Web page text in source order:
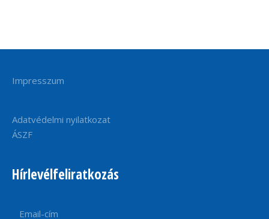
Impresszum
Adatvédelmi nyilatkozat
ÁSZF
Hírlevélfeliratkozás
Email-cím